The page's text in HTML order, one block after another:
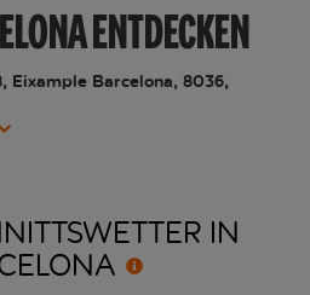
ENTDECKEN
Eixample Barcelona, 8036,
IN